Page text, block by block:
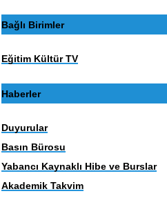
Bağlı Birimler
Eğitim Kültür TV
Haberler
Duyurular
Basın Bürosu
Yabancı Kaynaklı Hibe ve Burslar
Akademik Takvim